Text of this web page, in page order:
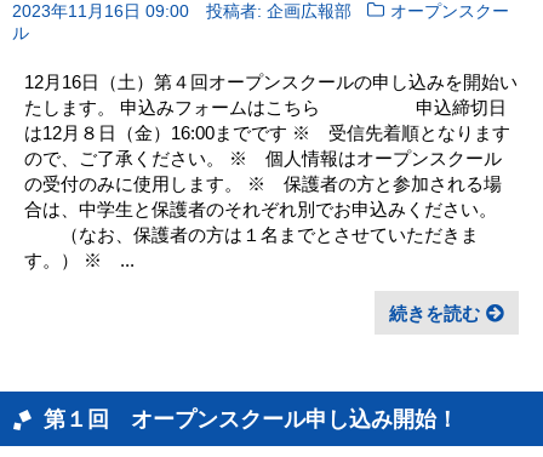
2023年11月16日 09:00 投稿者: 企画広報部
オープンスクー
ル
12月16日（土）第４回オープンスクールの申し込みを開始い
たします。 申込みフォームはこちら 申込締切日
は12月８日（金）16:00までです ※ 受信先着順となります
ので、ご了承ください。 ※ 個人情報はオープンスクール
の受付のみに使用します。 ※ 保護者の方と参加される場
合は、中学生と保護者のそれぞれ別でお申込みください。
（なお、保護者の方は１名までとさせていただきま
す。） ※ ...
続きを読む
第１回 オープンスクール申し込み開始！